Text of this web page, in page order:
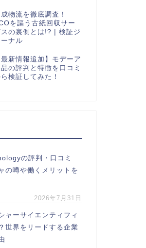
物流を徹底調査！
を謳う古紙回収サー
スの裏側とは!? | 検証ジ
ーナル
最新情報追加】モデーア
の評判と特徴を口コミ
検証してみた！
の評判・口コミ
の噂や働くメリットを
2026年7月31日
ャーサイエンティフィ
世界をリードする企業